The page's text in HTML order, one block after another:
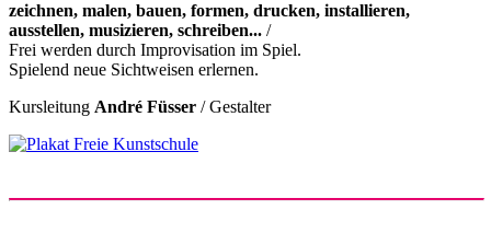
zeichnen, malen, bauen, formen, drucken, installieren,
ausstellen, musizieren, schreiben... /
Frei werden durch Improvisation im Spiel.
Spielend neue Sichtweisen erlernen.
Kursleitung André Füsser / Gestalter